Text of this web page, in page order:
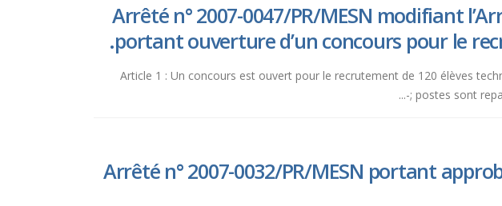
Arrêté n° 2007-0047/PR/MESN modifiant
portant ouverture d’un concours pour le
Article 1 : Un concours est ouvert pour le recrutement de 120 élèves
postes sont
Arrêté n° 2007-0032/PR/MESN portant